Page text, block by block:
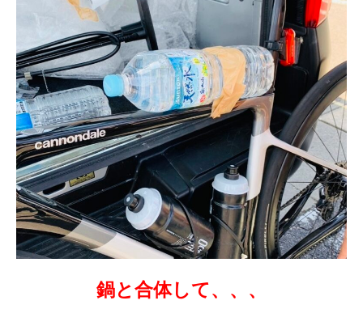
鍋と合体して、、、